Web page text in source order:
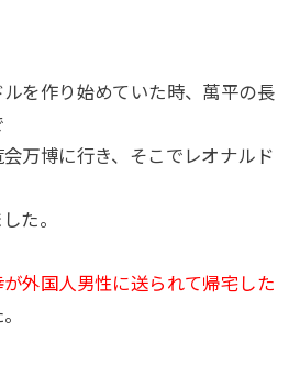
を作り始めていた時、萬平の長
万博に行き、そこでレオナルド
た。
が外国人男性に送られて帰宅した